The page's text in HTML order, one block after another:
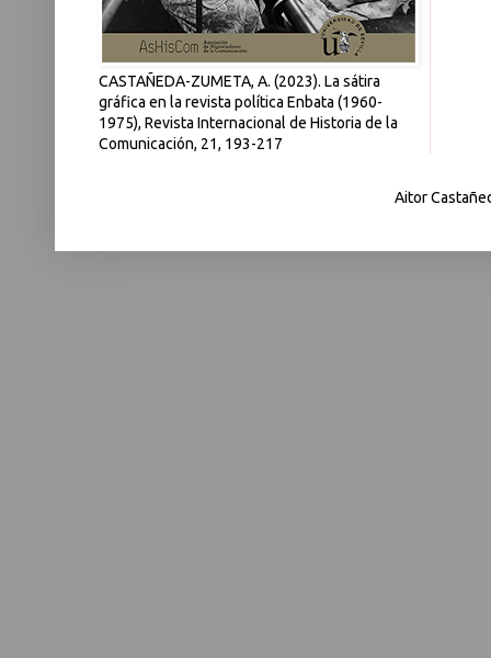
CASTAÑEDA-ZUMETA, A. (2023). La sátira
gráfica en la revista política Enbata (1960-
1975), Revista Internacional de Historia de la
Comunicación, 21, 193-217
Aitor